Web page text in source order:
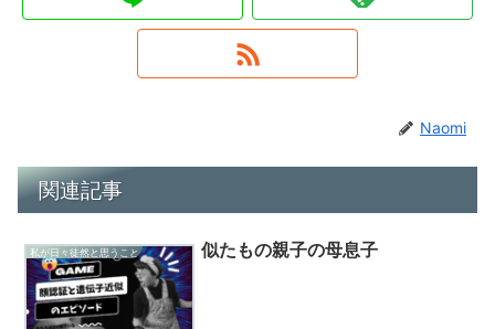
Naomi
関連記事
私が日々徒然と思うこと 似たもの親子の母息子